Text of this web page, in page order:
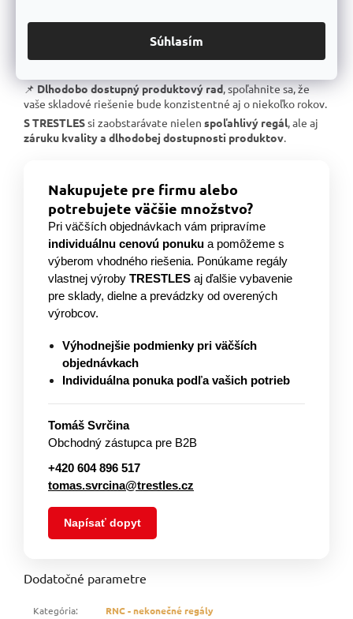
Súhlasím
📌Bezkonkurenčný pomer kvalita/cena, výborné
spracovanie za férovú cenu.
📌Dlhodobo dostupný produktový rad, spoľahnite sa, že
vaše skladové riešenie bude konzistentné aj o niekoľko rokov.
S TRESTLESsi zaobstarávate nielen spoľahlivý regál , ale aj
záruku kvality a dlhodobej dostupnosti produktov
Nakupujete pre firmu alebo
potrebujete väčšie množstvo?
Pri väčších objednávkach vám pripravíme
individuálnu cenovú ponuku a pomôžeme s
výberom vhodného riešenia. Ponúkame regály
vlastnej výroby TRESTLES aj ďalšie vybavenie
pre sklady, dielne a prevádzky od overených
výrobcov.
Výhodnejšie podmienky pri väčších
objednávkach
Individuálna ponuka podľa vašich potrieb
Tomáš Svrčina
Obchodný zástupca pre B2B
+420 604 896 517
tomas.svrcina@trestles.cz
Napísať dopyt
Dodatočné parametre
Kategória:
RNC - nekonečné regály